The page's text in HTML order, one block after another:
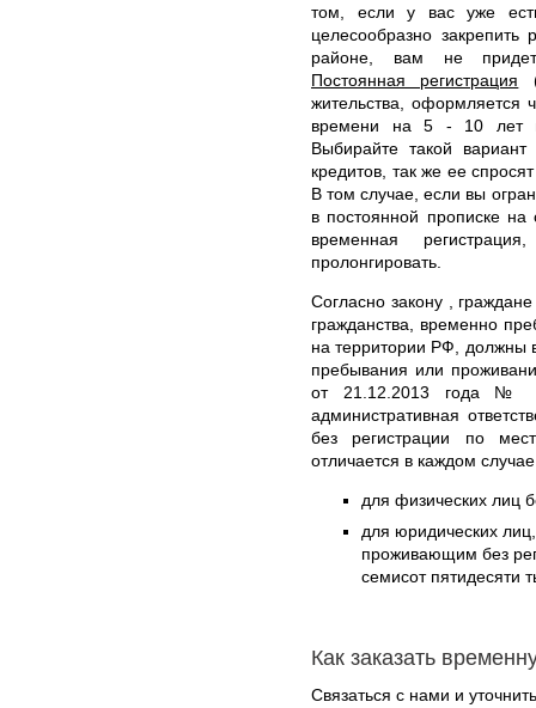
том, если у вас уже
целесообразно
районе, вам не
Постоянная регистрация
жительства, оформляется
времени на 5 - 10 лет
Выбирайте такой
кредитов, так же ее
В том случае, если вы
в постоянной прописке на
временная
пролонгировать.
Согласно закону ,
гражданства, временно
на территории РФ, должны
пребывания или
от 21.12.2013 года №
административная
без регистрации по
отличается в каждом случае
для физических лиц
для юридических
проживающим без
семисот пятидесяти
Как заказать
Связаться с нами и